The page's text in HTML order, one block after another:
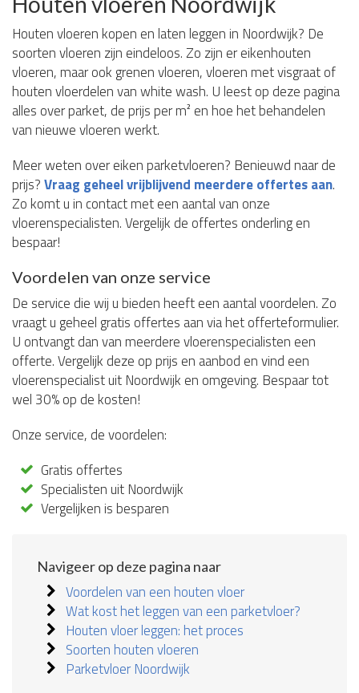
Houten vloeren kopen en laten leggen in Noordwijk? De
soorten vloeren zijn eindeloos. Zo zijn er eikenhouten
vloeren, maar ook grenen vloeren, vloeren met visgraat of
houten vloerdelen van white wash. U leest op deze pagina
alles over parket, de prijs per m² en hoe het behandelen
van nieuwe vloeren werkt.
Meer weten over eiken parketvloeren? Benieuwd naar de
prijs?Vraag geheel vrijblijvend meerdere offertes aan.
Zo komt u in contact met een aantal van onze
vloerenspecialisten. Vergelijk de offertes onderling en
bespaar!
Voordelen van onze service
De service die wij u bieden heeft een aantal voordelen. Zo
vraagt u geheel gratis offertes aan via het offerteformulier.
U ontvangt dan van meerdere vloerenspecialisten een
offerte. Vergelijk deze op prijs en aanbod en vind een
vloerenspecialist uit Noordwijk en omgeving. Bespaar tot
wel 30% op de kosten!
Onze service, de voordelen:
Gratis offertes
Specialisten uit Noordwijk
Vergelijken is besparen
Navigeer op deze pagina naar
Voordelen van een houten vloer
Wat kost het leggen van een parketvloer?
Houten vloer leggen: het proces
Soorten houten vloeren
Parketvloer Noordwijk